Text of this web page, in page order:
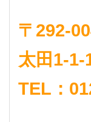
〒292-
太田1-1-
TEL：